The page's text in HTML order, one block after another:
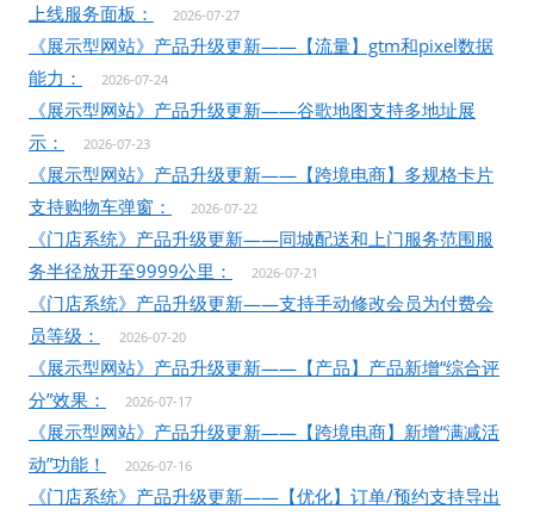
上线服务面板：
2026-07-27
《展示型网站》产品升级更新——【流量】gtm和pixel数据
能力：
2026-07-24
《展示型网站》产品升级更新——谷歌地图支持多地址展
示：
2026-07-23
《展示型网站》产品升级更新——【跨境电商】多规格卡片
支持购物车弹窗：
2026-07-22
《门店系统》产品升级更新——同城配送和上门服务范围服
务半径放开至9999公里：
2026-07-21
《门店系统》产品升级更新——支持手动修改会员为付费会
员等级：
2026-07-20
《展示型网站》产品升级更新——【产品】产品新增“综合评
分”效果：
2026-07-17
《展示型网站》产品升级更新——【跨境电商】新增“满减活
动”功能！
2026-07-16
《门店系统》产品升级更新——【优化】订单/预约支持导出